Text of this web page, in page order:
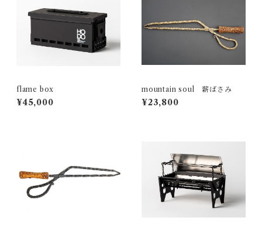
flame box
¥45,000
mountain soul 薪ばさみ
¥23,800